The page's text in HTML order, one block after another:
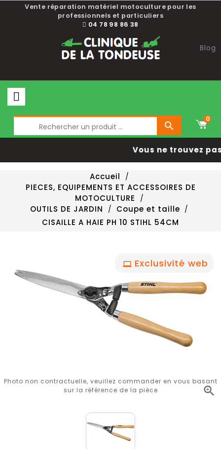
Vente réparation matériel motoculture pour les
professionnels et particuliers
04 78 98 86 38
Blog

0
Vous ne trouvez
Accueil
PIECES, EQUIPEMENTS ET ACCESSOIRES DE
MOTOCULTURE
OUTILS DE JARDIN
Coupe et taille
CISAILLE A HAIE PH 10 STIHL 54CM
Exclusivité web

Photo non contractuelle, veuillez commander en vous basant
sur la référence de la pièce